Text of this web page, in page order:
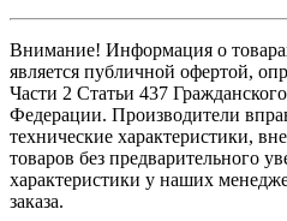
Внимание! Информация о
является публичной офертой,
Части 2 Статьи 437
Федерации. Производители
технические характеристики,
товаров без предварительного
характеристики у наших
заказа.